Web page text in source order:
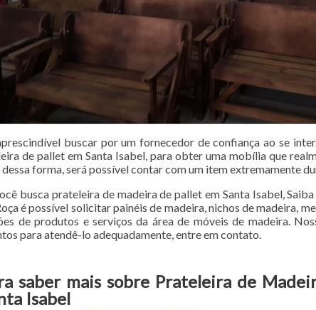
buscar por um fornecedor de confiança ao se
de pallet em Santa Isabel, para obter uma mobília que
forma, será possível contar com um item extremamente
busca prateleira de madeira de pallet em Santa Isabel,
é possível solicitar painéis de madeira, nichos de madeira,
de produtos e serviços da área de móveis de madeira.
para atendê-lo adequadamente, entre em contato.
saber mais sobre Prateleira de
Isabel